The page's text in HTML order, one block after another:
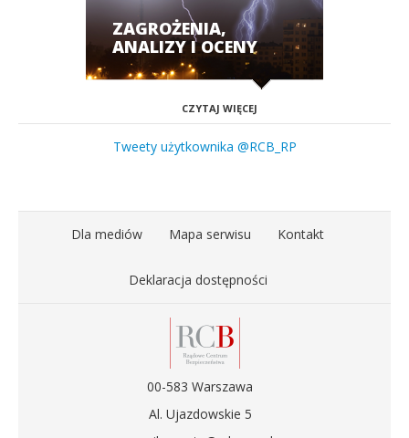
ZAGROŻENIA,
ANALIZY I OCENY
CZYTAJ WIĘCEJ
Tweety użytkownika @RCB_RP
Dla mediów Mapa serwisu Kontakt
Deklaracja dostępności
00-583 Warszawa
Al. Ujazdowskie 5